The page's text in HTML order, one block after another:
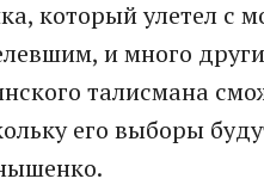
который улетел с
и много
талисмана
его выборы